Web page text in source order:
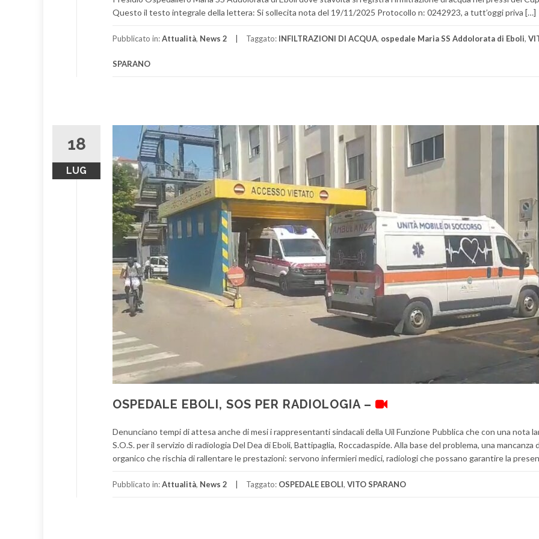
Questo il testo integrale della lettera: Si sollecita nota del 19/11/2025 Protocollo n: 0242923, a tutt’oggi priva […]
Pubblicato in:Attualità, News 2 Taggato: INFILTRAZIONI DI ACQUA, ospedale Maria SS Addolorata di Eboli,
SPARANO
18
LUG
OSPEDALE EBOLI, SOS PER RADIOLOGIA –
Denunciano tempi di attesa anche di mesi i rappresentanti sindacali della Uil Funzione Pubblica che con una nota
S.O.S. per il servizio di radiologia Del Dea di Eboli, Battipaglia, Roccadaspide. Alla base del problema, una mancanza
organico che rischia di rallentare le prestazioni: servono infermieri medici, radiologi che possano garantire la
Pubblicato in:Attualità, News 2 Taggato: OSPEDALE EBOLI, VITO SPARANO